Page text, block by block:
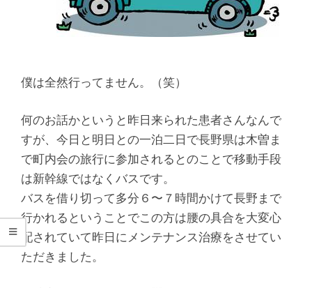
な
ら
ヤ
マ
シ
タ
僕は全然行ってません。（笑）
何のお話かというと昨日来られた患者さんなんで
すが、今日と明日との一泊二日で長野県は木曽ま
で町内会の旅行に参加されるとのことで移動手段
は新幹線ではなくバスです。
バスを借り切って多分６〜７時間かけて長野まで
行かれるということでこの方は腰の具合を大変心
配されていて昨日にメンテナンス治療をさせてい
ただきました。